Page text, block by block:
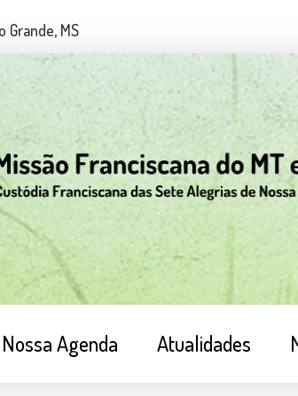
Grande, MS
Nossa Agenda Atualidades